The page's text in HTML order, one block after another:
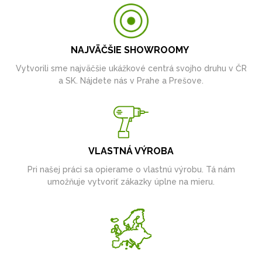
NAJVÄČŠIE SHOWROOMY
Vytvorili sme najväčšie ukážkové centrá svojho druhu v ČR
a SK. Nájdete nás v Prahe a Prešove.
VLASTNÁ VÝROBA
Pri našej práci sa opierame o vlastnú výrobu. Tá nám
umožňuje vytvoriť zákazky úplne na mieru.